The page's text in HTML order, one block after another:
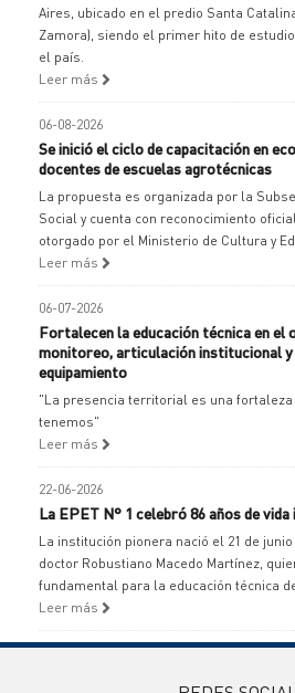
Aires, ubicado en el predio Santa
Zamora), siendo el primer hito de
el país.
Leer más
06-08-2026
Se inició el ciclo de capacitación en
docentes de escuelas agrotécnicas
La propuesta es organizada por la
Social y cuenta con reconocimiento
otorgado por el Ministerio de Cultura y
Leer más
06-07-2026
Fortalecen la educación técnica en el
monitoreo, articulación institucional y
equipamiento
"La presencia territorial es una fortaleza
tenemos"
Leer más
22-06-2026
La EPET N° 1 celebró 86 años de
La institución pionera nació el 21 de
doctor Robustiano Macedo Martínez,
fundamental para la educación técnica
Leer más